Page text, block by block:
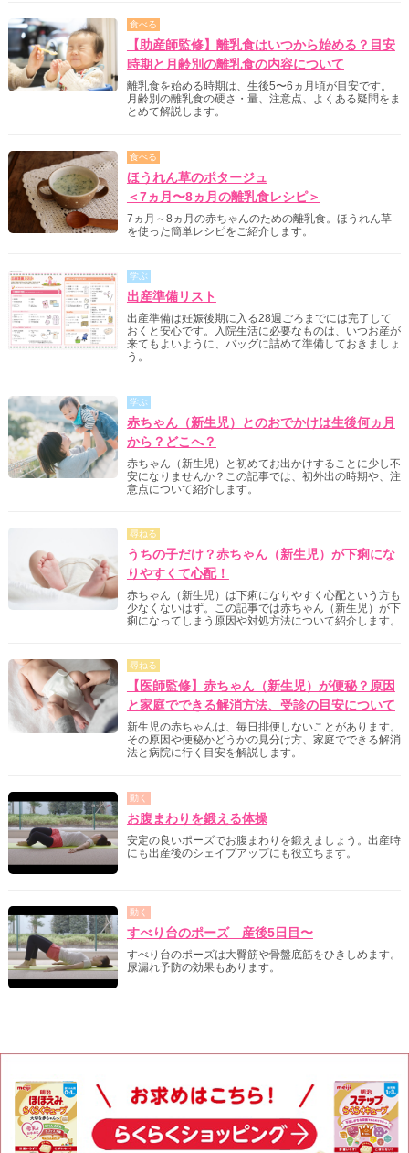
食べる
【助産師監修】離乳食はいつから始める？目安
時期と月齢別の離乳食の内容について
離乳食を始める時期は、生後5〜6ヵ月頃が目安です。
月齢別の離乳食の硬さ・量、注意点、よくある疑問をま
とめて解説します。
食べる
ほうれん草のポタージュ
＜7ヵ月〜8ヵ月の離乳食レシピ＞
7ヵ月～8ヵ月の赤ちゃんのための離乳食。ほうれん草
を使った簡単レシピをご紹介します。
学ぶ
出産準備リスト
出産準備は妊娠後期に入る28週ごろまでには完了して
おくと安心です。入院生活に必要なものは、いつお産が
来てもよいように、バッグに詰めて準備しておきましょ
う。
学ぶ
赤ちゃん（新生児）とのおでかけは生後何ヵ月
から？どこへ？
赤ちゃん（新生児）と初めてお出かけすることに少し不
安になりませんか？この記事では、初外出の時期や、注
意点について紹介します。
尋ねる
うちの子だけ？赤ちゃん（新生児）が下痢にな
りやすくて心配！
赤ちゃん（新生児）は下痢になりやすく心配という方も
少なくないはず。この記事では赤ちゃん（新生児）が下
痢になってしまう原因や対処方法について紹介します。
尋ねる
【医師監修】赤ちゃん（新生児）が便秘？原因
と家庭でできる解消方法、受診の目安について
新生児の赤ちゃんは、毎日排便しないことがあります。
その原因や便秘かどうかの見分け方、家庭でできる解消
法と病院に行く目安を解説します。
動く
お腹まわりを鍛える体操
安定の良いポーズでお腹まわりを鍛えましょう。出産時
にも出産後のシェイプアップにも役立ちます。
動く
すべり台のポーズ 産後5日目〜
すべり台のポーズは大臀筋や骨盤底筋をひきしめます。
尿漏れ予防の効果もあります。